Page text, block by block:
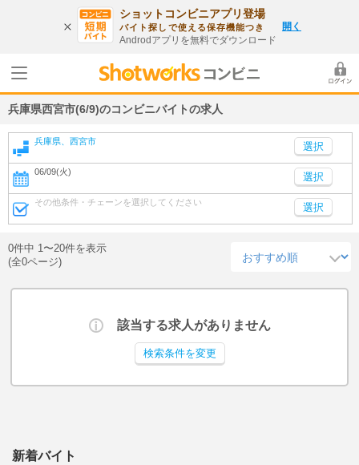
ショットコンビニアプリ登場
バイト探しで使える保存機能つき
Androdアプリを無料でダウンロード
開く
兵庫県西宮市(6/9)のコンビニバイトの求人
兵庫県、西宮市
06/09(火) 選択
その他条件・チェーンを選択してください 選択
0件中 1〜20件を表示
(全0ページ)
該当する求人がありません
検索条件を変更
新着バイト